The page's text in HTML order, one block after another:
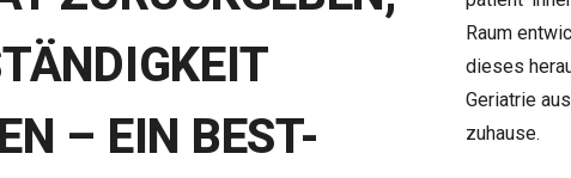
– EIN BEST-
Raum
dieses
Geriatrie
zuhause.